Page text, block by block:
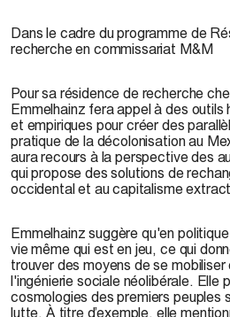
Dans le cadre du programme de
recherche en commissariat M&M
Pour sa résidence de recherche
Emmelhainz fera appel à des
et empiriques pour créer des
pratique de la décolonisation au
aura recours à la perspective des
qui propose des solutions de
occidental et au capitalisme
Emmelhainz suggère qu'en
vie même qui est en jeu, ce qui
trouver des moyens de se
l'ingénierie sociale néolibérale. Elle
cosmologies des premiers peuples
lutte. À titre d’exemple, elle